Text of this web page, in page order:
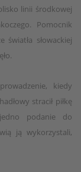
linii środkowej
Pomocnik
światła słowackiej
kiedy
stracił piłkę
podanie do
ją wykorzystali,